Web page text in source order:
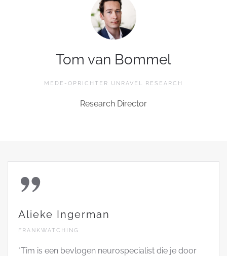
Tom van Bommel
MEDE-OPRICHTER UNRAVEL RESEARCH
Research Director
Alieke Ingerman
FRANKWATCHING
"Tim is een bevlogen neurospecialist die je door